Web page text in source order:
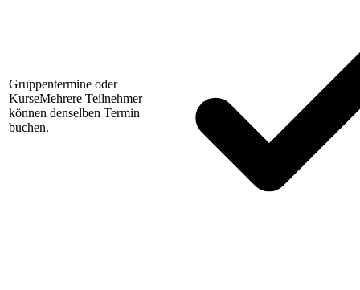
Gruppentermine oder
KurseMehrere Teilnehmer
können denselben Termin
buchen.